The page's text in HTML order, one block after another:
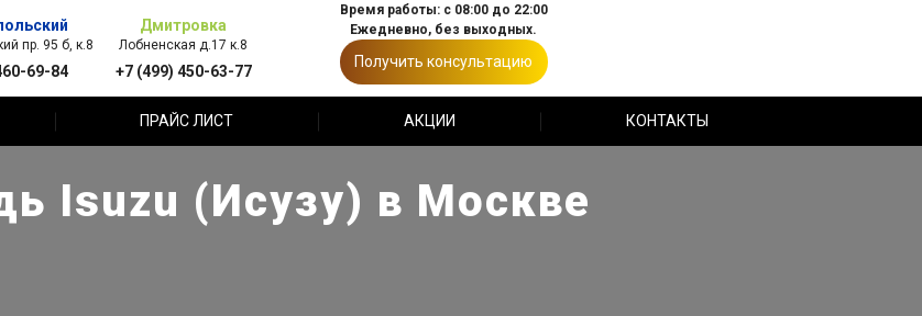
пр. 95 б, к.8
69-84
Дмитровка
Лобненская д.17 к.8
+7 (499) 450-63-77
Время работы: с 08:00 до 22:00
Ежедневно, без выходных.
Получить консультацию
ПРАЙС ЛИСТ АКЦИИ КОНТАКТЫ
Isuzu (Исузу) в Москве